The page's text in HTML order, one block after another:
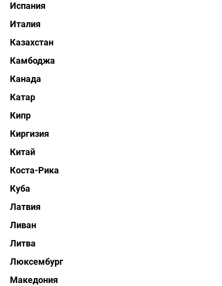
Испания
Италия
Казахстан
Камбоджа
Канада
Катар
Кипр
Киргизия
Китай
Коста-Рика
Куба
Латвия
Ливан
Литва
Люксембург
Македония